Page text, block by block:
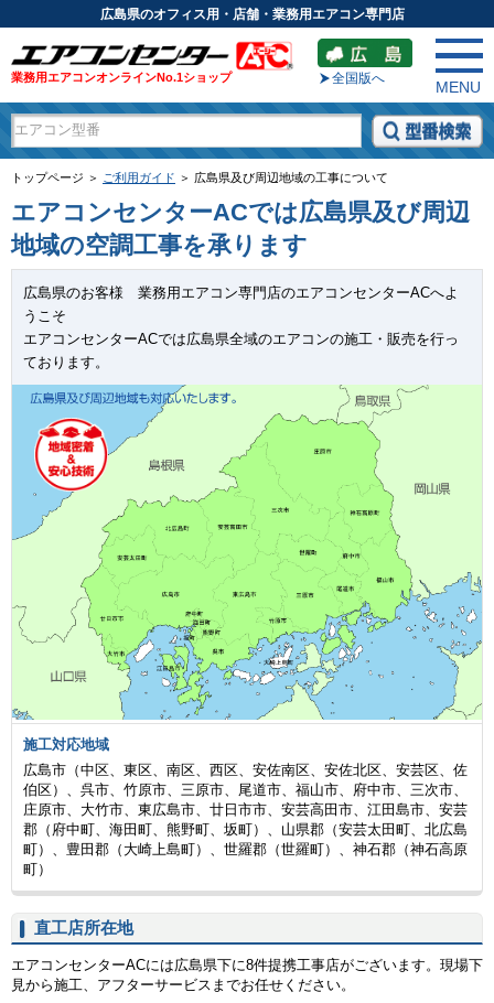
広島県のオフィス用・店舗・業務用エアコン専門店
業務用エアコンオンラインNo.1ショップ 全国版へ
MENU
トップページ ＞ ご利用ガイド ＞ 広島県及び周辺地域の工事について
エアコンセンターACでは広島県及び周辺
地域の空調工事を承ります
広島県のお客様 業務用エアコン専門店のエアコンセンターACへよ
うこそ
エアコンセンターACでは広島県全域のエアコンの施工・販売を行っ
ております。
施工対応地域
広島市（中区、東区、南区、西区、安佐南区、安佐北区、安芸区、佐
伯区）、呉市、竹原市、三原市、尾道市、福山市、府中市、三次市、
庄原市、大竹市、東広島市、廿日市市、安芸高田市、江田島市、安芸
郡（府中町、海田町、熊野町、坂町）、山県郡（安芸太田町、北広島
町）、豊田郡（大崎上島町）、世羅郡（世羅町）、神石郡（神石高原
町）
直工店所在地
エアコンセンターACには広島県下に8件提携工事店がございます。現場下
見から施工、アフターサービスまでお任せください。